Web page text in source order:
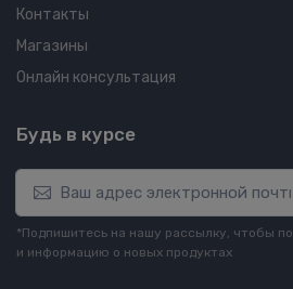
Контакты
Магазины
Онлайн консультация
Будь в курсе
*Подпишитесь на нашу рассылку, чтобы
и информацию о новых продуктах